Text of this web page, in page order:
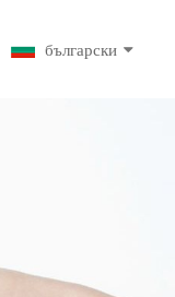
български